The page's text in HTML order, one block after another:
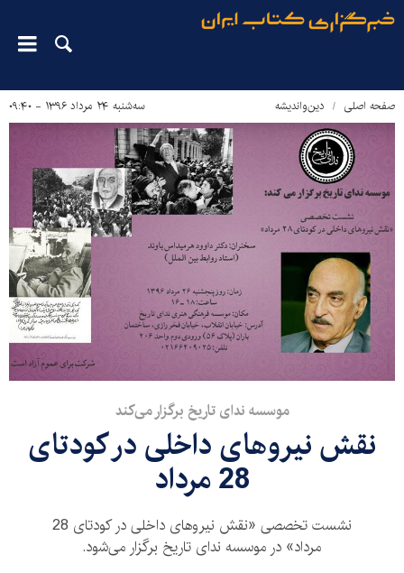
صفحه اصلی دین‌واندیشه سه‌شنبه ۲۴ مرداد ۱۳۹۶ - ۰۹:۴۰
موسسه ندای تاریخ برگزار می‌کند
نقش نیروهای داخلی در کودتای
28 مرداد
نشست تخصصی «نقش نیروهای داخلی در کودتای 28
مرداد» در موسسه ندای تاریخ برگزار می‌شود.